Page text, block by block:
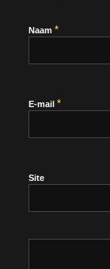
Naam *
E-mail *
Site